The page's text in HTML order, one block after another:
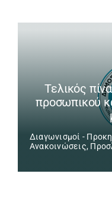
Τελικός
προσωπικού
Διαγωνισμοί -
Ανακοινώσεις,